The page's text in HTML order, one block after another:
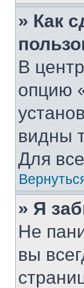
» Как
В
опцию
видны
Для
» Я
Не
вы